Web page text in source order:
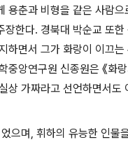
용춘과 비형을 같은 사람으
한다. 경북대 박순교 또한
하면서 그가 화랑이 이끄는
중앙연구원 신종원은 《화
상 가짜라고 선언하면서도
으며, 휘하의 유능한 인물